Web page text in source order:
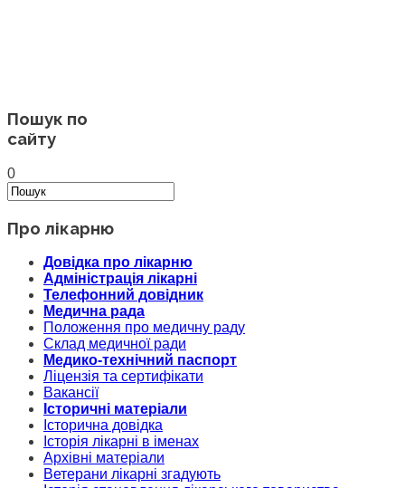
Пошук по
сайту
0
Про лікарню
Довідка про лікарню
Адміністрація лікарні
Телефонний довідник
Медична рада
Положення про медичну раду
Склад медичної ради
Медико-технічний паспорт
Ліцензія та сертифікати
Вакансії
Історичні матеріали
Історична довідка
Історія лікарні в іменах
Архівні матеріали
Ветерани лікарні згадують